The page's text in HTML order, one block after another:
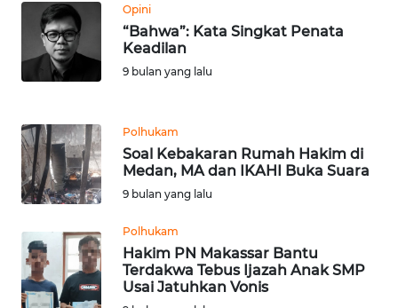
Opini
“Bahwa”: Kata Singkat Penata
Keadilan
9 bulan yang lalu
Polhukam
Soal Kebakaran Rumah Hakim di
Medan, MA dan IKAHI Buka Suara
9 bulan yang lalu
Polhukam
Hakim PN Makassar Bantu
Terdakwa Tebus Ijazah Anak SMP
Usai Jatuhkan Vonis
NTT
WN
KEPRI
WN
PAPUA
WN
PAPUA
WN
RIAU